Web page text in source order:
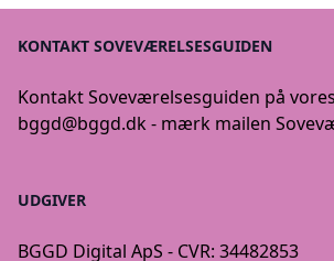
KONTAKT SOVEVÆRELSESGUIDEN
Kontakt Soveværelsesguiden på
bggd@bggd.dk- mærk mailen
UDGIVER
BGGD Digital ApS - CVR: 34482853